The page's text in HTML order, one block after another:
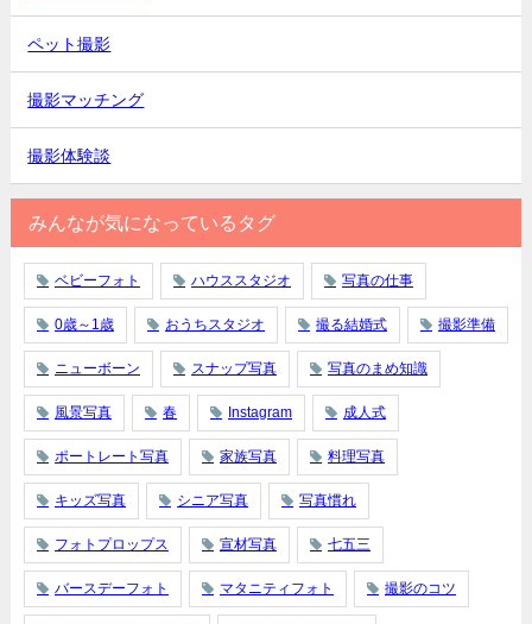
ペット撮影
撮影マッチング
撮影体験談
みんなが気になっているタグ
ベビーフォト ハウススタジオ 写真の仕事
0歳～1歳 おうちスタジオ 撮る結婚式 撮影準備
ニューボーン スナップ写真 写真のまめ知識
風景写真 春 Instagram 成人式
ポートレート写真 家族写真 料理写真
キッズ写真 シニア写真 写真慣れ
フォトプロップス 宣材写真 七五三
バースデーフォト マタニティフォト 撮影のコツ